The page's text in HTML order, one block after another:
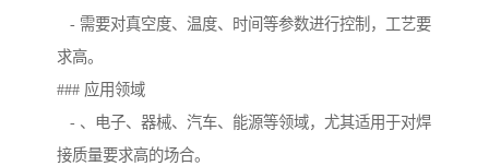
- 需要对真空度、温度、时间等参数进行控制，工艺要
求高。
### 应用领域
- 、电子、器械、汽车、能源等领域，尤其适用于对焊
接质量要求高的场合。